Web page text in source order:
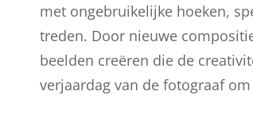
met ongebruikelijke hoeken,
treden. Door nieuwe
beelden creëren die de
verjaardag van de fotograaf